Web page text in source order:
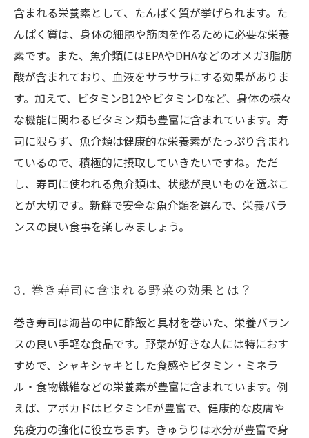
含まれる栄養素として、たんぱく質が挙げられます。た
んぱく質は、身体の細胞や筋肉を作るために必要な栄養
素です。また、魚介類にはEPAやDHAなどのオメガ3脂肪
酸が含まれており、血液をサラサラにする効果がありま
す。加えて、ビタミンB12やビタミンDなど、身体の様々
な機能に関わるビタミン類も豊富に含まれています。寿
司に限らず、魚介類は健康的な栄養素がたっぷり含まれ
ているので、積極的に摂取していきたいですね。ただ
し、寿司に使われる魚介類は、状態が良いものを選ぶこ
とが大切です。新鮮で安全な魚介類を選んで、栄養バラ
ンスの良い食事を楽しみましょう。
3. 巻き寿司に含まれる野菜の効果とは？
巻き寿司は海苔の中に酢飯と具材を巻いた、栄養バラン
スの良い手軽な食品です。野菜が好きな人には特におす
すめで、シャキシャキとした食感やビタミン・ミネラ
ル・食物繊維などの栄養素が豊富に含まれています。例
えば、アボカドはビタミンEが豊富で、健康的な皮膚や
免疫力の強化に役立ちます。きゅうりは水分が豊富で身